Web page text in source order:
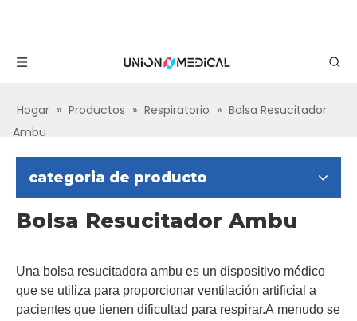
Hogar » Productos » Respiratorio » Bolsa Resucitador
Ambu
categoria de producto
Bolsa Resucitador Ambu
Una bolsa resucitadora ambu es un dispositivo médico
que se utiliza para proporcionar ventilación artificial a
pacientes que tienen dificultad para respirar.A menudo se